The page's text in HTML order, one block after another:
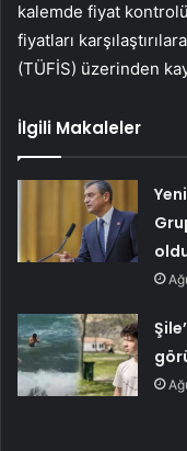
kalemde fiyat kontrolü
fiyatları
(TÜFİS) üzerinden
İlgili Makaleler